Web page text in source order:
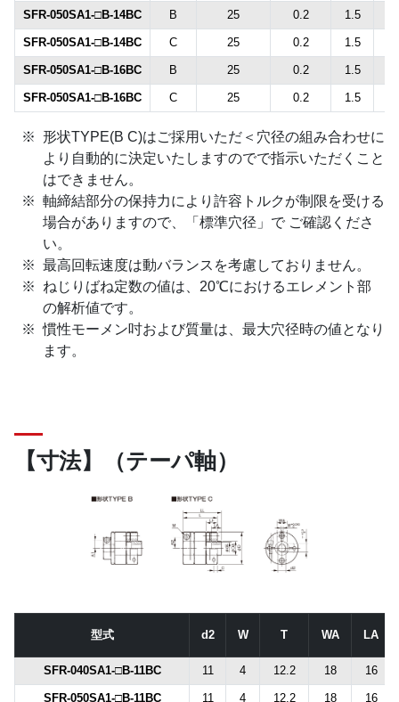
SFR-050SA1-□B-14BC B 25 0.2 1.5
SFR-050SA1-□B-14BC C 25 0.2 1.5
SFR-050SA1-□B-16BC B 25 0.2 1.5
SFR-050SA1-□B-16BC C 25 0.2 1.5
形状TYPE(B C)はご採用いただ＜穴径の組み合わせに
より自動的に決定いたしますのでで指示いただくこと
はできません。
軸締結部分の保持力により許容トルクが制限を受ける
場合がありますので、「標準穴径」で ご確認くださ
い。
最高回転速度は動バランスを考慮しておりません。
ねじりばね定数の値は、20℃におけるエレメント部
の解析値です。
慣性モーメン吋および質量は、最大穴径時の値となり
ます。
【寸法】（テーパ軸）
型式 d2 W T WA LA
SFR-040SA1-□B-11BC 11 4 12.2 18 16
SFR-050SA1-□B-11BC 11 4 12.2 18 16